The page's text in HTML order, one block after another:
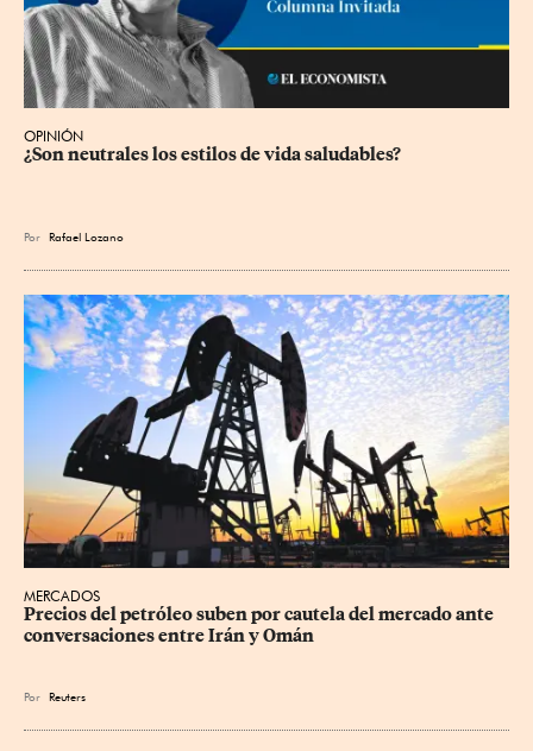
OPINIÓN
¿Son neutrales los estilos de vida saludables?
Por Rafael Lozano
MERCADOS
Precios ⁠del petróleo suben por cautela del mercado ante
conversaciones entre Irán y Omán
Por Reuters